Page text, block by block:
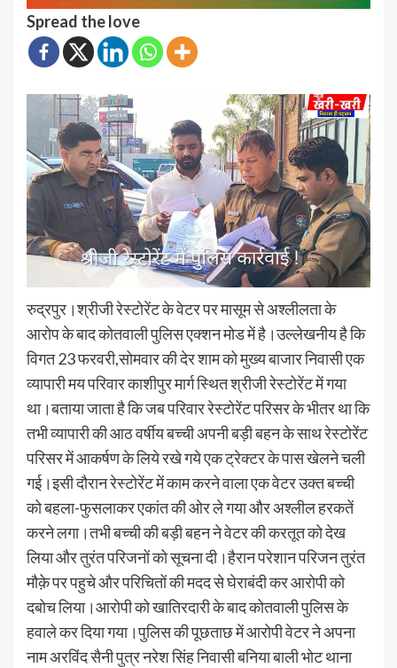
Spread the love
रुद्रपुर।श्रीजी रेस्टोरेंट के वेटर पर मासूम से अश्लीलता के
आरोप के बाद कोतवाली पुलिस एक्शन मोड में है।उल्लेखनीय है कि
विगत 23 फरवरी,सोमवार की देर शाम को मुख्य बाजार निवासी एक
व्यापारी मय परिवार काशीपुर मार्ग स्थित श्रीजी रेस्टोरेंट में गया
था।बताया जाता है कि जब परिवार रेस्टोरेंट परिसर के भीतर था कि
तभी व्यापारी की आठ वर्षीय बच्ची अपनी बड़ी बहन के साथ रेस्टोरेंट
परिसर में आकर्षण के लिये रखे गये एक ट्रेक्टर के पास खेलने चली
गई।इसी दौरान रेस्टोरेंट में काम करने वाला एक वेटर उक्त बच्ची
को बहला-फुसलाकर एकांत की ओर ले गया और अश्लील हरकतें
करने लगा।तभी बच्ची की बड़ी बहन ने वेटर की करतूत को देख
लिया और तुरंत परिजनों को सूचना दी।हैरान परेशान परिजन तुरंत
मौक़े पर पहुचे और परिचितों की मदद से घेराबंदी कर आरोपी को
दबोच लिया।आरोपी को खातिरदारी के बाद कोतवाली पुलिस के
हवाले कर दिया गया।पुलिस की पूछताछ में आरोपी वेटर ने अपना
नाम अरविंद सैनी पुत्र नरेश सिंह निवासी बनिया बाली भोट थाना